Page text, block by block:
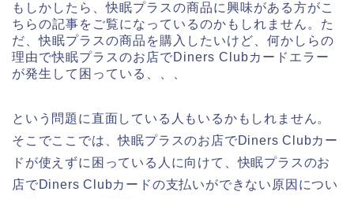
もしかしたら、快眠プラスの商品に興味がある方がこ
ちらの記事をご覧になっているのかもしれません。た
だ、快眠プラスの商品を購入したいけど、何かしらの
理由で快眠プラスのお店でDiners Clubカードエラー
が発生して困っている、、、
という問題に直面している人もいるかもしれません。
そこでここでは、快眠プラスのお店でDiners Clubカー
ドが使えずに困っている人に向けて、快眠プラスのお
店でDiners Clubカードの支払いができない原因につい